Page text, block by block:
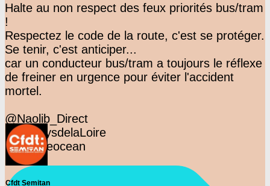
Halte au non respect des feux priorités bus/tram
!
Respectez le code de la route, c'est se protéger.
Se tenir, c'est anticiper...
car un conducteur bus/tram a toujours le réflexe
de freiner en urgence pour éviter l'accident
mortel.
@Naolib_Direct
@F3PaysdelaLoire
@presseocean
Cfdt Semitan